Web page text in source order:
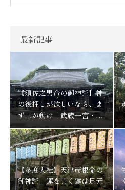
最新記事
【須佐之男命の御神託】神
の後押しが欲しいなら、ま
ず己が動け｜武蔵一宮・氷
川神社
【多度大社】天津彦根命の
御神託｜運を開く鍵は足元